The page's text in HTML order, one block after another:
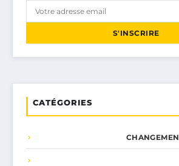
S'INSCRIRE
CATÉGORIES